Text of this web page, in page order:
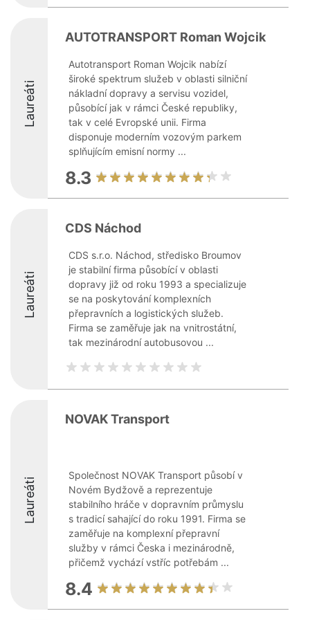
Laureáti
AUTOTRANSPORT Roman Wojcik
Autotransport Roman Wojcik nabízí
široké spektrum služeb v oblasti silniční
nákladní dopravy a servisu vozidel,
působící jak v rámci České republiky,
tak v celé Evropské unii. Firma
disponuje moderním vozovým parkem
splňujícím emisní normy ...
8.3
Laureáti
CDS Náchod
CDS s.r.o. Náchod, středisko Broumov
je stabilní firma působící v oblasti
dopravy již od roku 1993 a specializuje
se na poskytování komplexních
přepravních a logistických služeb.
Firma se zaměřuje jak na vnitrostátní,
tak mezinárodní autobusovou ...
Laureáti
NOVAK Transport
Společnost NOVAK Transport působí v
Novém Bydžově a reprezentuje
stabilního hráče v dopravním průmyslu
s tradicí sahající do roku 1991. Firma se
zaměřuje na komplexní přepravní
služby v rámci Česka i mezinárodně,
přičemž vychází vstříc potřebám ...
8.4